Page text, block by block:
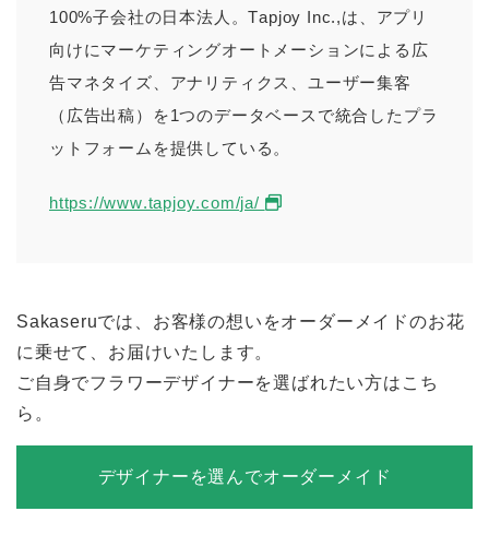
100%子会社の日本法人。Tapjoy Inc.,は、アプリ
向けにマーケティングオートメーションによる広
告マネタイズ、アナリティクス、ユーザー集客
（広告出稿）を1つのデータベースで統合したプラ
ットフォームを提供している。
https://www.tapjoy.com/ja/
Sakaseruでは、お客様の想いをオーダーメイドのお花
に乗せて、お届けいたします。
ご自身でフラワーデザイナーを選ばれたい方はこち
ら。
デザイナーを選んでオーダーメイド